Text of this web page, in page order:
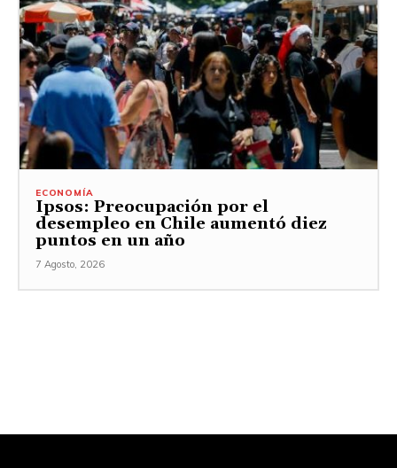
ECONOMÍA
Ipsos: Preocupación por el
desempleo en Chile aumentó diez
puntos en un año
7 Agosto, 2026